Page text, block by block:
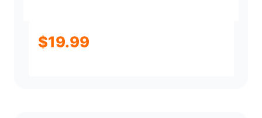
$19.99